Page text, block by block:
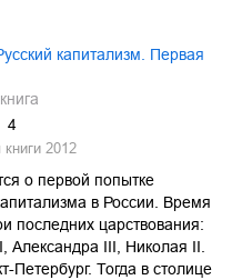
капитализм. Первая
4
2012
о первой попытке
в России. Время
последних царствования:
Александра III, Николая II.
Петербург. Тогда в столице